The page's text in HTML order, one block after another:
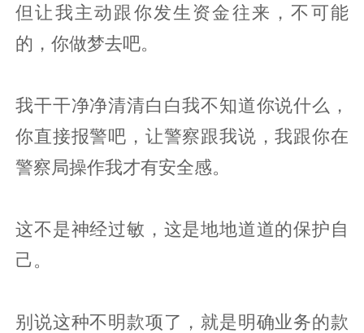
但让我主动跟你发生资金往来，不可能
的，你做梦去吧。
我干干净净清清白白我不知道你说什么，
你直接报警吧，让警察跟我说，我跟你在
警察局操作我才有安全感。
这不是神经过敏，这是地地道道的保护自
己。
别说这种不明款项了，就是明确业务的款